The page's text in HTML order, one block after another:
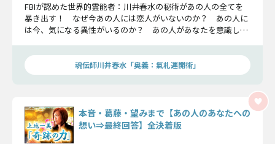
FBIが認めた世界的霊能者：川井春水の秘術があの人の全てを
暴き出す！ なぜ今あの人には恋人がいないのか？ あの人に
は今、気になる異性がいるのか？ あの人があなたを意識し始
詳細に鑑定致します。
魂伝師川井春水「奥義：氣札運開術」
本音・葛藤・望みまで【あの人のあなたへの
想い⇒最終回答】全決着版